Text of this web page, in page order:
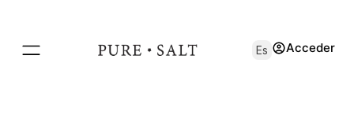
Es Acceder